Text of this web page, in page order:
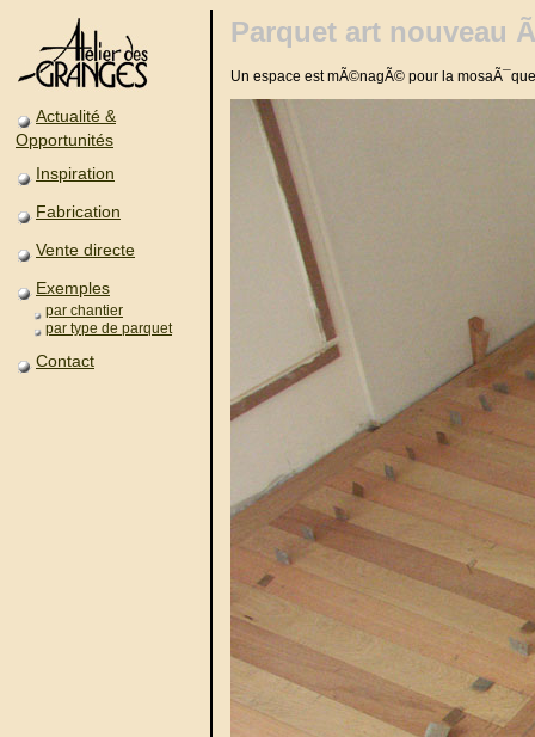
Actualité &
Opportunités
Inspiration
Fabrication
Vente directe
Exemples
par chantier
par type de parquet
Contact
Parquet art nouveau
Un espace est mÃ©nagÃ© pour la mosaÃ¯que